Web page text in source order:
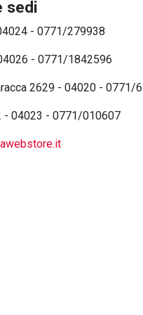
sedi
- 0771/279938
- 0771/1842596
2629 - 04020 - 0771/
- 04023 - 0771/010607